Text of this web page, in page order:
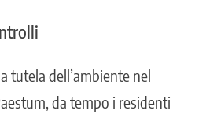
tutela dell’ambiente nel
da tempo i residenti